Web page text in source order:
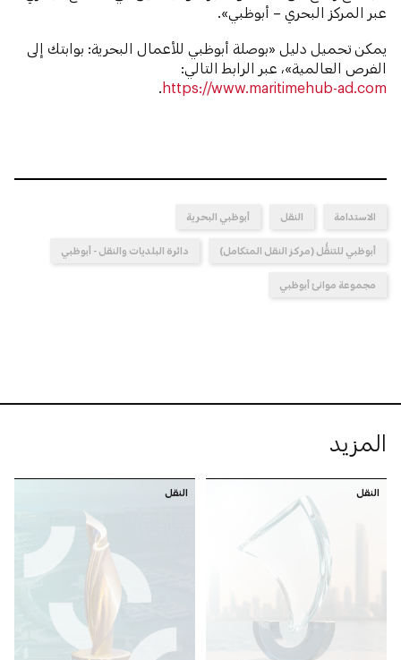
عبر المركز البحري – أبوظبي».
يمكن تحميل دليل «بوصلة أبوظبي للأعمال البحرية: بوابتك إلى
الفرص العالمية»، عبر الرابط التالي:
https://www.maritimehub-ad.com
.
الاستدامة النقل أبوظبي البحرية
أبوظبي للتنقُّل (مركز النقل المتكامل) دائرة البلديات والنقل - أبوظبي
مجموعة موانئ أبوظبي
المزيد
النقل النقل